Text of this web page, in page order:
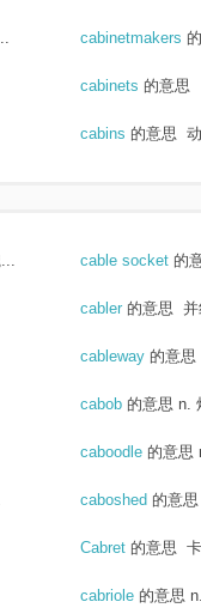
cabinetmakers
cabinets 的意思
cabins 的意思
cable socket 的
cabler 的意思
cableway 的意思
cabob 的意思 n.
caboodle 的意思
caboshed 的意思
Cabret 的意思
cabriole 的意思